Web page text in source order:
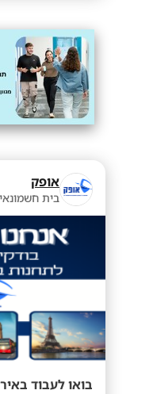
אופק
בית חשמונאי
בואו לעבוד